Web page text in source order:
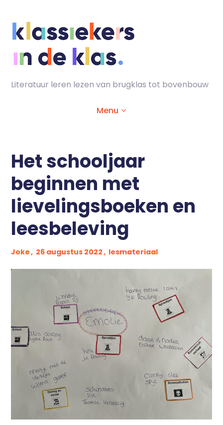
content
Literatuur leren lezen van brugklas tot bovenbouw
Menu
Home
Animaties
Lesmaterialen
Pers
Contact
Het schooljaar
beginnen met
lievelingsboeken en
leesbeleving
Joke 26 augustus 2022 lesmateriaal